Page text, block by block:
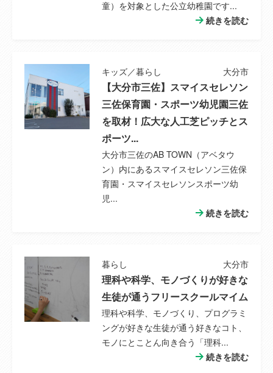
童）を対象とした公立幼稚園です...
続きを読む
キッズ／暮らし 大分市
【大分市三佐】スマイスセレソン
三佐保育園・スポーツ幼児園三佐
を取材！広大な人工芝ピッチとス
ポーツ...
大分市三佐のAB TOWN（アベタウ
ン）内にあるスマイスセレソン三佐保
育園・スマイスセレソンスポーツ幼
児...
続きを読む
暮らし 大分市
理科や科学、モノづくりが好きな
生徒が通うフリースクールマイム
理科や科学、モノづくり、プログラミ
ングが好きな生徒が通う好きなコト、
モノにとことん向き合う「理科...
続きを読む